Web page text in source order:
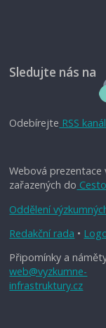
Sledujte nás na
Odebírejte RSS kanál
Webová prezentace
zařazených do
Oddělení
Redakční rada •
Připomínky a
web@vyzkumne-
infrastruktury.cz